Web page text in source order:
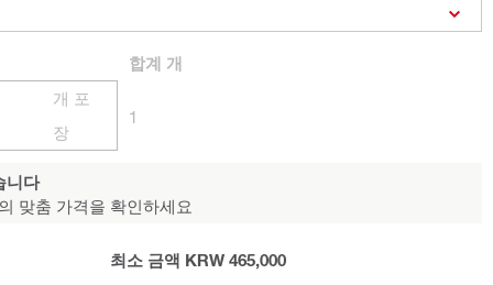
개 포
장
합계 개
1
니다
맞춤 가격을 확인하세요
최소 금액 KRW 465,000